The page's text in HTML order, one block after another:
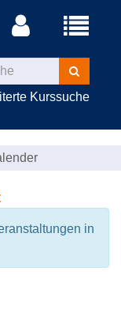
Menü
Kurse
suchen
Kurssuche
in